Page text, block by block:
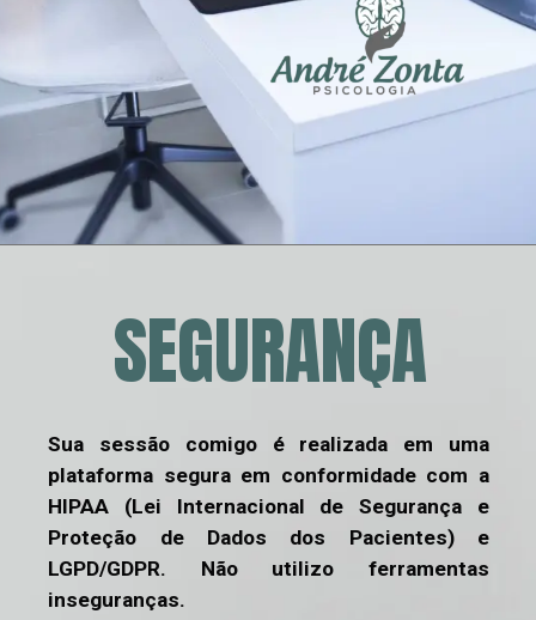
SEGURANÇA
Sua sessão comigo é realizada em uma
plataforma segura em conformidade com a
HIPAA (Lei Internacional de Segurança e
Proteção de Dados dos Pacientes) e
LGPD/GDPR. Não utilizo ferramentas
inseguranças.